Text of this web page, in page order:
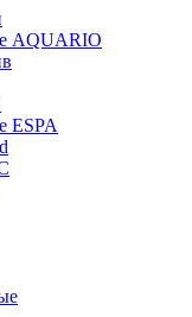
AQUARIO
ESPA